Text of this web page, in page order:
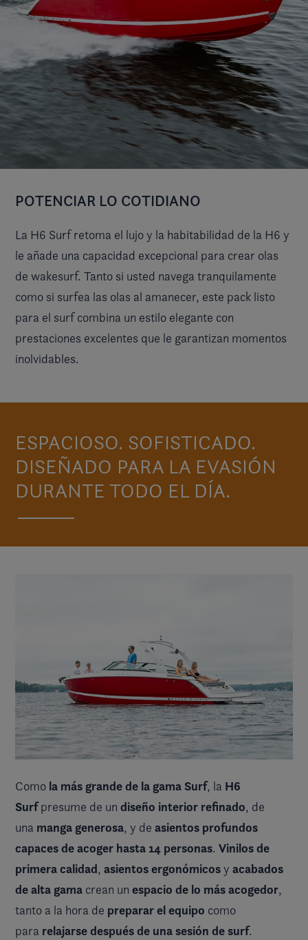
POTENCIAR LO COTIDIANO
La H6 Surf retoma el lujo y la habitabilidad de la H6 y
le añade una capacidad excepcional para crear olas
de wakesurf. Tanto si usted navega tranquilamente
como si surfea las olas al amanecer, este pack listo
para el surf combina un estilo elegante con
prestaciones excelentes que le garantizan momentos
inolvidables.
ESPACIOSO. SOFISTICADO.
DISEÑADO PARA LA EVASIÓN
DURANTE TODO EL DÍA.
Como la más grande de la gama Surf, la H6
Surfpresume de un diseño interior refinado, de
una manga generosa, y de asientos profundos
capaces de acoger hasta 14 personas. Vinilos de
primera calidad, asientos ergonómicosy acabados
de alta gama crean un espacio de lo más acogedor,
tanto a la hora de preparar el equipo como
para relajarse después de una sesión de surf.